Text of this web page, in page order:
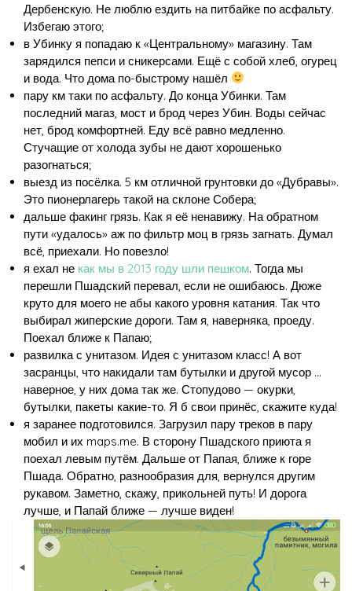
Дербенскую. Не люблю ездить на питбайке по асфальту.
Избегаю этого;
в Убинку я попадаю к «Центральному» магазину. Там
зарядился пепси и сникерсами. Ещё с собой хлеб, огурец
и вода. Что дома по-быстрому нашёл
пару км таки по асфальту. До конца Убинки. Там
последний магаз, мост и брод через Убин. Воды сейчас
нет, брод комфортней. Еду всё равно медленно.
Стучащие от холода зубы не дают хорошенько
разогнаться;
выезд из посёлка. 5 км отличной грунтовки до «Дубравы».
Это пионерлагерь такой на склоне Собера;
дальше факинг грязь. Как я её ненавижу. На обратном
пути «удалось» аж по фильтр моц в грязь загнать. Думал
всё, приехали. Но повезло!
я ехал не как мы в 2013 году шли пешком. Тогда мы
перешли Пшадский перевал, если не ошибаюсь. Дюже
круто для моего не абы какого уровня катания. Так что
выбирал жиперские дороги. Там я, наверняка, проеду.
Поехал ближе к Папаю;
развилка с унитазом. Идея с унитазом класс! А вот
засранцы, что накидали там бутылки и другой мусор …
наверное, у них дома так же. Стопудово — окурки,
бутылки, пакеты какие-то. Я б свои принёс, скажите куда!
я заранее подготовился. Загрузил пару треков в пару
мобил и их maps.me. В сторону Пшадского приюта я
поехал левым путём. Дальше от Папая, ближе к горе
Пшада. Обратно, разнообразия для, вернулся другим
рукавом. Заметно, скажу, прикольней путь! И дорога
лучше, и Папай ближе — лучше виден!